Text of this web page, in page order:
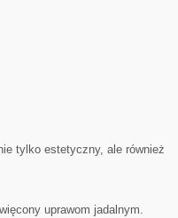
tylko estetyczny, ale również
uprawom jadalnym.